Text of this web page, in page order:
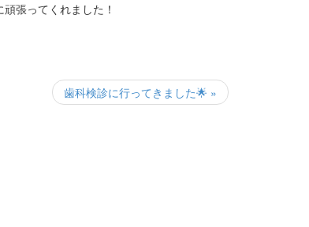
張ってくれました！
歯科検診に行ってきました🌟 »